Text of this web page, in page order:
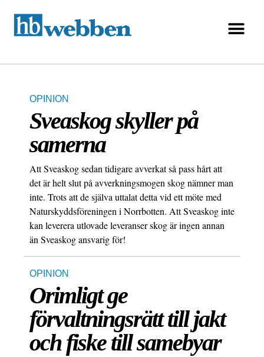
OPINION
Sveaskog skyller på
samerna
Att Sveaskog sedan tidigare avverkat så pass hårt att
det är helt slut på avverkningsmogen skog nämner man
inte. Trots att de själva uttalat detta vid ett möte med
Naturskyddsföreningen i Norrbotten. Att Sveaskog inte
kan leverera utlovade leveranser skog är ingen annan
än Sveaskog ansvarig för!
OPINION
Orimligt ge
förvaltningsrätt till jakt
och fiske till samebyar